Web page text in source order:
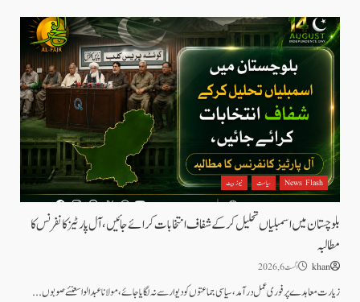
News Flash سیاست نیوز بیٹ
بلوچستان میں اسمبلیاں تحلیل کرکے شفاف انتخابات کرائے جائیں، آل پارٹیز کانفرنس کا
مطالبہ
khan اگست 6, 2026
زیارت معاہدے پر فوری عمل درآمد، سیاسی جماعتوں کو دیوار سے نہ لگایا جائے، مولانا عبدالواسعنئے صوبوں...